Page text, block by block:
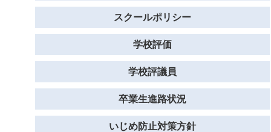
スクールポリシー
学校評価
学校評議員
卒業生進路状況
いじめ防止対策方針